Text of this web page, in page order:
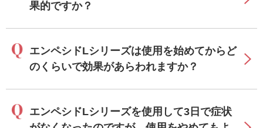
果的ですか？
エンペシドLシリーズは使用を始めてからど
のくらいで効果があらわれますか？
エンペシドLシリーズを使用して3日で症状